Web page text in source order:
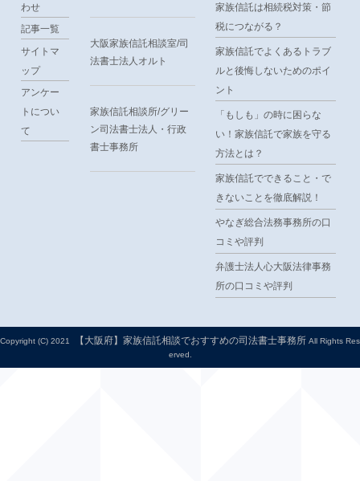
わせ
記事一覧
サイトマ
ップ
アンケー
トについ
て
大阪家族信託相談室/司
法書士法人オルト
家族信託相談所/グリー
ン司法書士法人・行政
書士事務所
家族信託は相続税対策・節
税につながる？
家族信託でよくあるトラブ
ルと後悔しないためのポイ
ント
「もしも」の時に困らな
い！家族信託で家族を守る
方法とは？
家族信託でできること・で
きないことを徹底解説！
やなぎ総合法務事務所の口
コミや評判
弁護士法人心大阪法律事務
所の口コミや評判
Copyright (C) 2021 【大阪府】家族信託相談でおすすめの司法書士事務所 All Rights Res
erved.